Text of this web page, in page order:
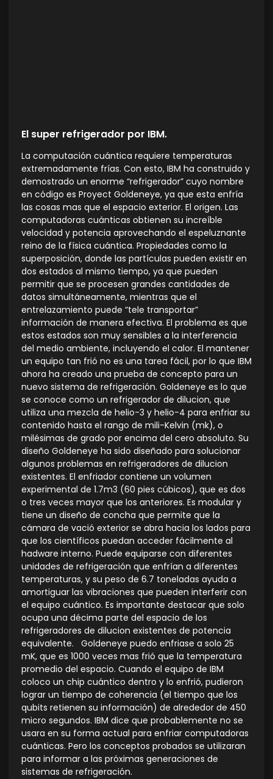
El super refrigerador por IBM.
La computación cuántica requiere temperaturas
extremadamente frías. Con esto, IBM ha construido y
demostrado un enorme “refrigerador” cuyo nombre
en código es Proyect Goldeneye, ya que esta enfría
las cosas mas que el espacio exterior. El origen. Las
computadoras cuánticas obtienen su increíble
velocidad y potencia aprovechando el espeluznante
reino de la física cuántica. Propiedades como la
superposición, donde las partículas pueden existir en
dos estados al mismo tiempo, ya que pueden
permitir que se procesen grandes cantidades de
datos simultáneamente, mientras que el
entrelazamiento puede “tele transportar”
información de manera efectiva. El problema es que
estos estados son muy sensibles a la interferencia
del medio ambiente, incluyendo el calor. El mantener
un equipo tan frió no es una tarea fácil, por lo que IBM
ahora ha creado una prueba de concepto para un
nuevo sistema de refrigeración. Goldeneye es lo que
se conoce como un refrigerador de dilucion, que
utiliza una mezcla de helio-3 y helio-4 para enfriar su
contenido hasta el rango de mili-Kelvin (mk), o
milésimas de grado por encima del cero absoluto. Su
diseño Goldeneye ha sido diseñado para solucionar
algunos problemas en refrigeradores de dilucion
existentes. El enfriador contiene un volumen
experimental de 1.7m3 (60 pies cúbicos), que es dos
o tres veces mayor que los anteriores. Es modular y
tiene un diseño de concha que permite que la
cámara de vació exterior se abra hacia los lados para
que los científicos puedan acceder fácilmente al
hadware interno. Puede equiparse con diferentes
unidades de refrigeración que enfrían a diferentes
temperaturas, y su peso de 6.7 toneladas ayuda a
amortiguar las vibraciones que pueden interferir con
el equipo cuántico. Es importante destacar que solo
ocupa una décima parte del espacio de los
refrigeradores de dilucion existentes de potencia
equivalente. Goldeneye puedo enfriase a solo 25
mK, que es 1000 veces mas frió que la temperatura
promedio del espacio. Cuando el equipo de IBM
coloco un chip cuántico dentro y lo enfrió, pudieron
lograr un tiempo de coherencia (el tiempo que los
qubits retienen su información) de alrededor de 450
micro segundos. IBM dice que probablemente no se
usara en su forma actual para enfriar computadoras
cuánticas. Pero los conceptos probados se utilizaran
para informar a las próximas generaciones de
sistemas de refrigeración.